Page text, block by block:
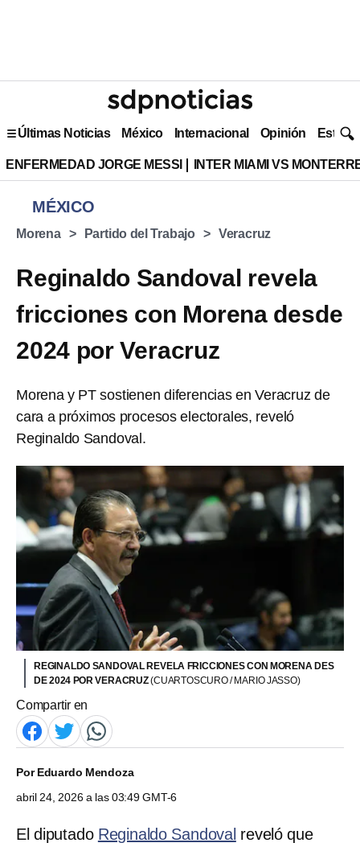
Últimas Noticias México Internacional Opinión Estilo
ENFERMEDAD JORGE MESSI INTER MIAMI VS
MÉXICO
Morena Partido del Trabajo Veracruz
Reginaldo Sandoval revela
fricciones con Morena desde
2024 por Veracruz
Morena y PT sostienen diferencias en Veracruz de
cara a próximos procesos electorales, reveló
Reginaldo Sandoval.
REGINALDO SANDOVAL REVELA FRICCIONES CON MORENA DES
DE 2024 POR VERACRUZ(CUARTOSCURO / MARIO JASSO)
Compartir en
PorEduardo Mendoza
abril 24, 2026 a las 03:49 GMT-6
El diputado Reginaldo Sandoval reveló que